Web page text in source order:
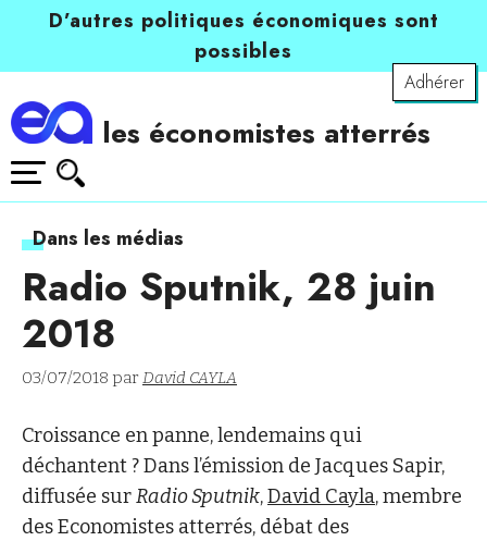
D’autres politiques économiques sont
possibles
Adhérer
les économistes atterrés
Dans les médias
Radio Sputnik, 28 juin
2018
03/07/2018 parDavid CAYLA
Croissance en panne, lendemains qui
déchantent ? Dans l’émission de Jacques Sapir,
diffusée surRadio Sputnik,David Cayla, membre
des Economistes atterrés, débat des